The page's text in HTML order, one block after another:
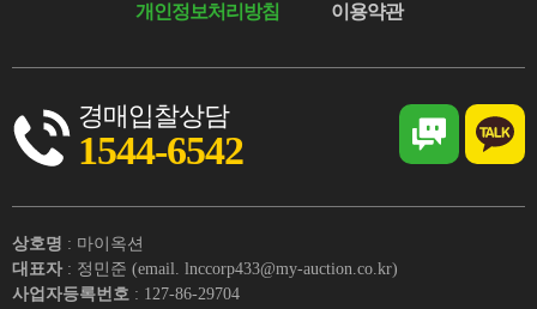
개인정보처리방침 이용약관
경매입찰상담
1544-6542
상호명 : 마이옥션
대표자 : 정민준 (email. lnccorp433@my-auction.co.kr)
사업자등록번호 : 127-86-29704